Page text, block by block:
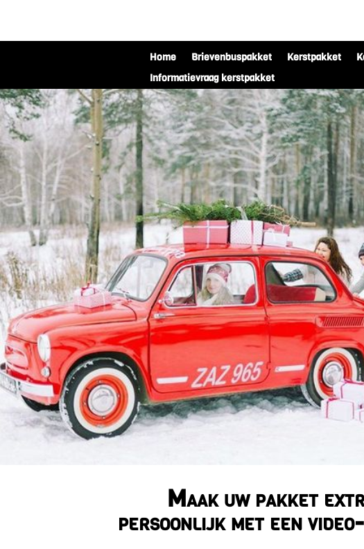
Home Brievenbuspakket Kerstpakket
Informatievraag kerstpakket
Maak uw pakket
persoonlijk met een